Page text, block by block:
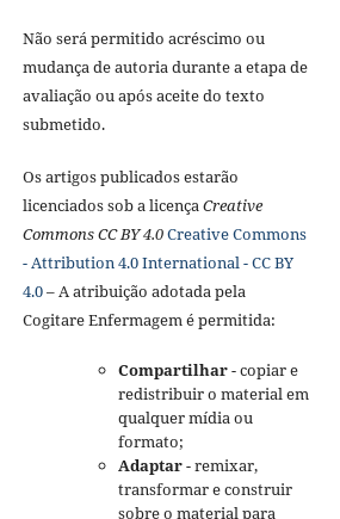
Não será permitido acréscimo ou
mudança de autoria durante a etapa de
avaliação ou após aceite do texto
submetido.
Os artigos publicados estarão
licenciados sob a licença Creative
Commons CC BY 4.0Creative Commons
- Attribution 4.0 International - CC BY
4.0– A atribuição adotada pela
Cogitare Enfermagem é permitida:
Compartilhar- copiar e
redistribuir o material em
qualquer mídia ou
formato;
Adaptar- remixar,
transformar e construir
sobre o material para